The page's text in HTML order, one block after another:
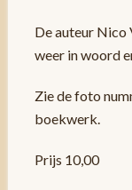
De auteur Nico
weer in woord
Zie de foto
boekwerk.
Prijs 10,00